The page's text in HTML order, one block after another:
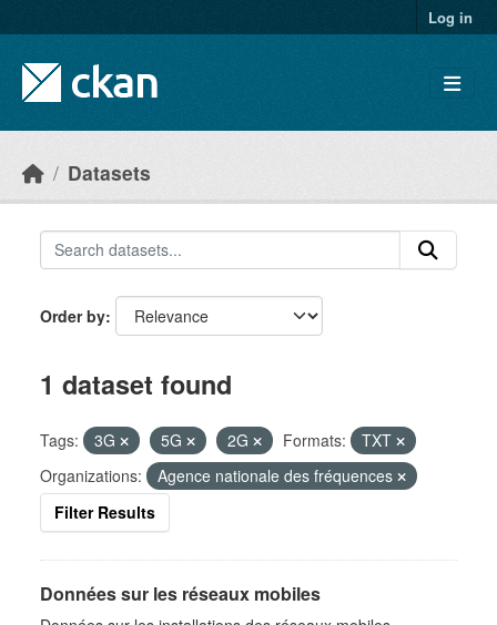
Log in
Datasets
Order by
1 dataset found
Tags: 3G 5G 2G Formats:
TXT
Organizations:
Agence nationale des fréquences
Filter Results
Données sur les réseaux mobiles